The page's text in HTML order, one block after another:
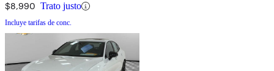
$8,990 Trato justo
Incluye tarifas de conc.